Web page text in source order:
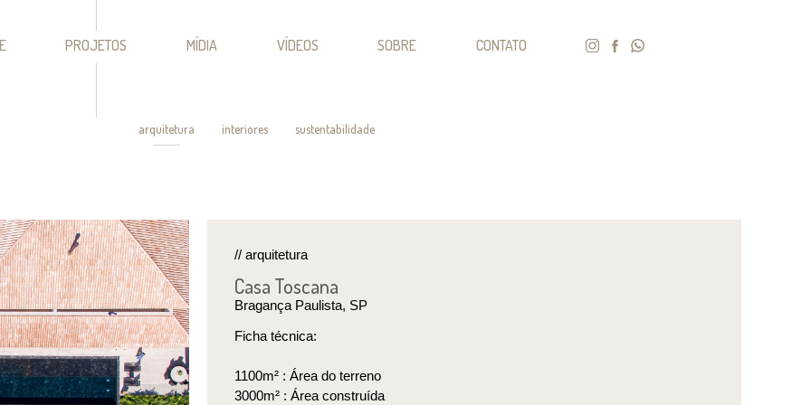
PROJETOS MÍDIA VÍDEOS SOBRE CONTATO
arquitetura interiores sustentabilidade
// arquitetura
Casa Toscana
Bragança Paulista, SP
Ficha técnica:
1100m² : Área do terreno
3000m² : Área construída